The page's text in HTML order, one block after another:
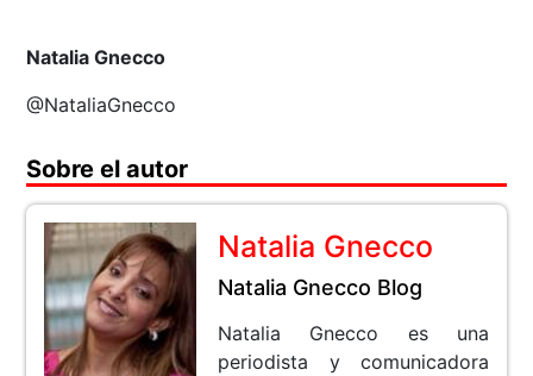
Natalia Gnecco
@NataliaGnecco
Sobre el autor
Natalia Gnecco
Natalia Gnecco Blog
Natalia Gnecco es una
periodista y comunicadora